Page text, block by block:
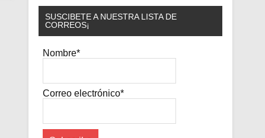
SUSCIBETE A NUESTRA LISTA DE
CORREOS¡
Nombre*
Correo electrónico*